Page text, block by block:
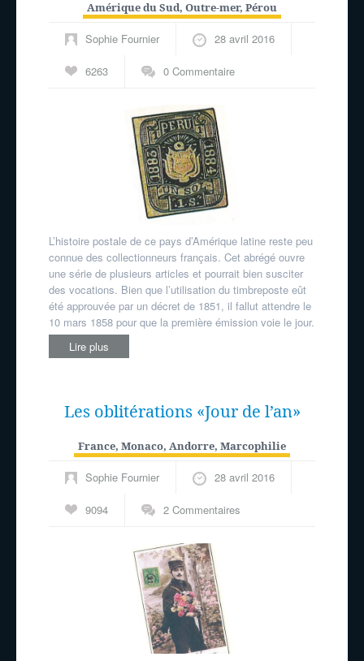
Amérique du Sud, Outre-mer, Pérou
Sophie Fournier 28 avril 2016
6263 0 Commentaire
L’histoire postale de ce pays d’Amérique latine reste peu
connue des collectionneurs français. Cet abrégé ouvre
une série de plusieurs articles et pourrait bien susciter
des vocations. Bien que l’utilisation du timbre­poste eût
été approuvée par un décret de 1851, il fallut attendre le
10 mars 1858 pour que la première émission voie le jour.
Lire plus
Les oblitérations «Jour de l’an»
France, Monaco, Andorre, Marcophilie
Sophie Fournier 28 avril 2016
9094 2 Commentaires